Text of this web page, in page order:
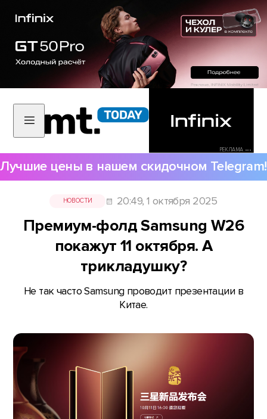
РЕКЛАМА •••
Лучшие цены в нашем скидочном Telegram!
НОВОСТИ 20:49, 1 октября 2025
Премиум-фолд Samsung W26
покажут 11 октября. А
трикладушку?
Не так часто Samsung проводит презентации в
Китае.